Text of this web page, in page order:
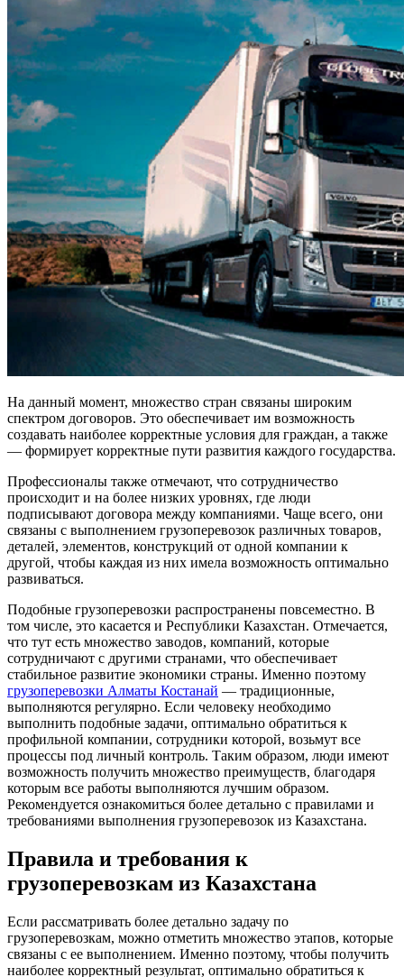
На данный момент, множество стран связаны широким
спектром договоров. Это обеспечивает им возможность
создавать наиболее корректные условия для граждан, а также
— формирует корректные пути развития каждого государства.
Профессионалы также отмечают, что сотрудничество
происходит и на более низких уровнях, где люди
подписывают договора между компаниями. Чаще всего, они
связаны с выполнением грузоперевозок различных товаров,
деталей, элементов, конструкций от одной компании к
другой, чтобы каждая из них имела возможность оптимально
развиваться.
Подобные грузоперевозки распространены повсеместно. В
том числе, это касается и Республики Казахстан. Отмечается,
что тут есть множество заводов, компаний, которые
сотрудничают с другими странами, что обеспечивает
стабильное развитие экономики страны. Именно поэтому
грузоперевозки Алматы Костанай — традиционные,
выполняются регулярно. Если человеку необходимо
выполнить подобные задачи, оптимально обратиться к
профильной компании, сотрудники которой, возьмут все
процессы под личный контроль. Таким образом, люди имеют
возможность получить множество преимуществ, благодаря
которым все работы выполняются лучшим образом.
Рекомендуется ознакомиться более детально с правилами и
требованиями выполнения грузоперевозок из Казахстана.
Правила и требования к
грузоперевозкам из Казахстана
Если рассматривать более детально задачу по
грузоперевозкам, можно отметить множество этапов, которые
связаны с ее выполнением. Именно поэтому, чтобы получить
наиболее корректный результат, оптимально обратиться к